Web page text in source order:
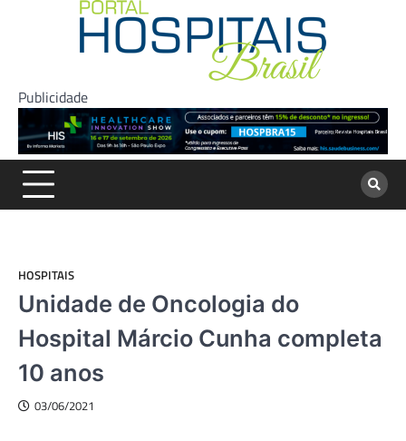
Publicidade
HOSPITAIS
Unidade de Oncologia do
Hospital Márcio Cunha completa
10 anos
03/06/2021